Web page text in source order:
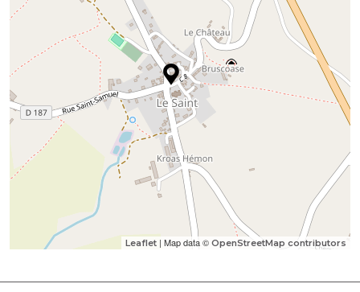
Leaflet | Map data © OpenStreetMap contributors